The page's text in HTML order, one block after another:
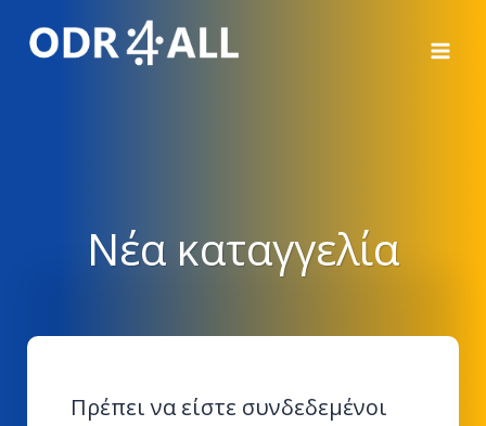
στο
Νέα καταγγελία
Πρέπει να είστε συνδεδεμένοι